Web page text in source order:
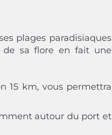
plages paradisiaques
de sa flore en fait une
15 km, vous permettra
autour du port et